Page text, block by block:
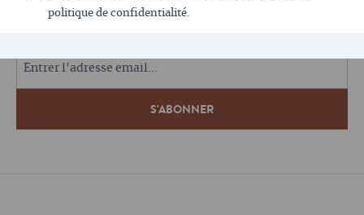
politique de confidentialité.
LE CAFÉ AIME LA NEWSLETTER - TOI AUSSI ?